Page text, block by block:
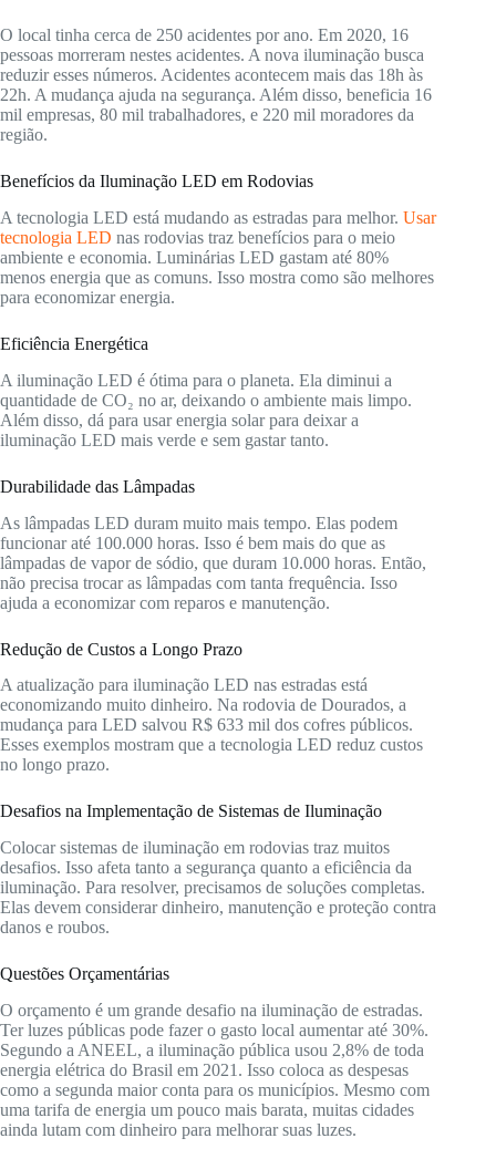
O local tinha cerca de 250 acidentes por ano. Em 2020, 16
pessoas morreram nestes acidentes. A nova iluminação busca
reduzir esses números. Acidentes acontecem mais das 18h às
22h. A mudança ajuda na segurança. Além disso, beneficia 16
mil empresas, 80 mil trabalhadores, e 220 mil moradores da
região.
Benefícios da Iluminação LED em Rodovias
A tecnologia LED está mudando as estradas para melhor. Usar
tecnologia LED nas rodovias traz benefícios para o meio
ambiente e economia. Luminárias LED gastam até 80%
menos energia que as comuns. Isso mostra como são melhores
para economizar energia.
Eficiência Energética
A iluminação LED é ótima para o planeta. Ela diminui a
quantidade de CO₂ no ar, deixando o ambiente mais limpo.
Além disso, dá para usar energia solar para deixar a
iluminação LED mais verde e sem gastar tanto.
Durabilidade das Lâmpadas
As lâmpadas LED duram muito mais tempo. Elas podem
funcionar até 100.000 horas. Isso é bem mais do que as
lâmpadas de vapor de sódio, que duram 10.000 horas. Então,
não precisa trocar as lâmpadas com tanta frequência. Isso
ajuda a economizar com reparos e manutenção.
Redução de Custos a Longo Prazo
A atualização para iluminação LED nas estradas está
economizando muito dinheiro. Na rodovia de Dourados, a
mudança para LED salvou R$ 633 mil dos cofres públicos.
Esses exemplos mostram que a tecnologia LED reduz custos
no longo prazo.
Desafios na Implementação de Sistemas de Iluminação
Colocar sistemas de iluminação em rodovias traz muitos
desafios. Isso afeta tanto a segurança quanto a eficiência da
iluminação. Para resolver, precisamos de soluções completas.
Elas devem considerar dinheiro, manutenção e proteção contra
danos e roubos.
Questões Orçamentárias
O orçamento é um grande desafio na iluminação de estradas.
Ter luzes públicas pode fazer o gasto local aumentar até 30%.
Segundo a ANEEL, a iluminação pública usou 2,8% de toda
energia elétrica do Brasil em 2021. Isso coloca as despesas
como a segunda maior conta para os municípios. Mesmo com
uma tarifa de energia um pouco mais barata, muitas cidades
ainda lutam com dinheiro para melhorar suas luzes.